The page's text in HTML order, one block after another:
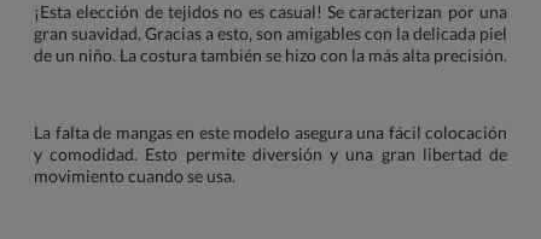
¡Esta elección de tejidos no es casual! Se caracterizan por una
gran suavidad. Gracias a esto, son amigables con la delicada piel
de un niño. La costura también se hizo con la más alta precisión.
La falta de mangas en este modelo asegura una fácil colocación
y comodidad. Esto permite diversión y una gran libertad de
movimiento cuando se usa.